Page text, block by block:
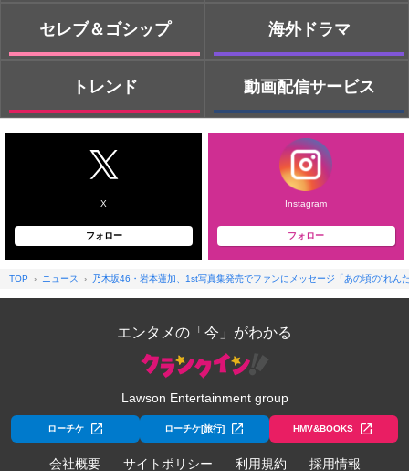
セレブ＆ゴシップ
トレンド
海外ドラマ
動画配信サービス
X
フォロー
Instagram
フォロー
TOP ニュース 乃木坂46・岩本蓮加、1st写真集発売でファンにメッセージ「あの頃の“れん
エンタメの「今」がわかる
Lawson Entertainment group
ローチケ ローチケ[旅行] HMV&BOOKS
会社概要 サイトポリシー 利用規約 採用情報